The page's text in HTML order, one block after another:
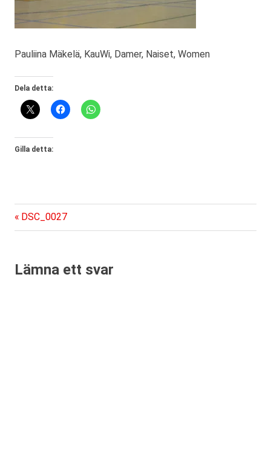
Pauliina Mäkelä, KauWi, Damer, Naiset, Women
Dela detta:
Gilla detta:
Inläggsnavigering
Föregående
inlägg:
DSC_0027
Lämna ett svar